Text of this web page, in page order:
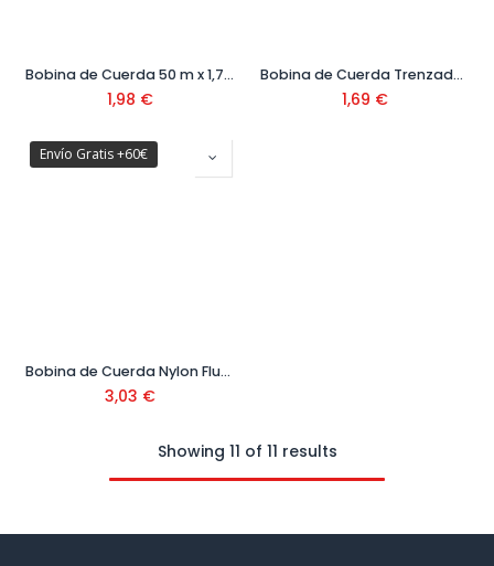
Bobina de Cuerda 50 m x 1,7 mm
1,98 €
Bobina de Cuerda Trenzada 50 m x 1,4 mm Ref. 46909024
1,69 €
Envío Gratis +60€
Bobina de Cuerda Nylon Fluor 100 m x 1 mm Ref. 46909026
3,03 €
Showing 11 of 11 results